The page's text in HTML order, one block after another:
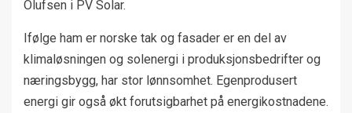
Olufsen i PV Solar.
Ifølge ham er norske tak og fasader er en del av
klimaløsningen og solenergi i produksjonsbedrifter og
næringsbygg, har stor lønnsomhet. Egenprodusert
energi gir også økt forutsigbarhet på energikostnadene.